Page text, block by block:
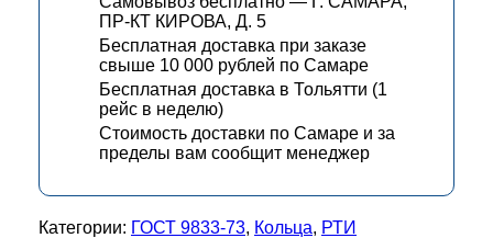
ПР-КТ КИРОВА, Д. 5
Бесплатная доставка при заказе
свыше 10 000 рублей по Самаре
Бесплатная доставка в Тольятти (1
рейс в неделю)
Стоимость доставки по Самаре и за
пределы вам сообщит менеджер
Категории: ГОСТ 9833-73, Кольца, РТИ